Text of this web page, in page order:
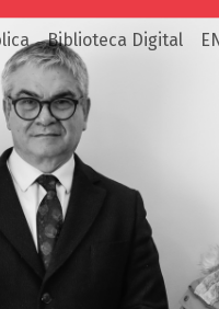
Biblioteca Digital